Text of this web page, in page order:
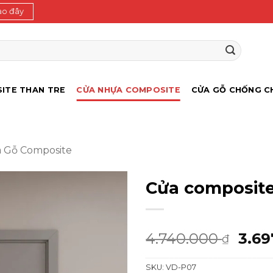
đây
THAN TRE CỬA NHỰA COMPOSITE CỬA GỖ CHỐNG
Gỗ Composite
Cửa
4.740.000₫
Giá
gốc
SKU: VD-P07